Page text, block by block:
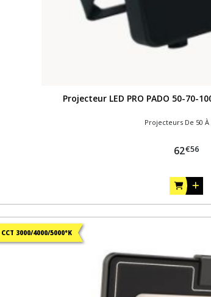
Projecteur LED PRO PADO 50-70-
Projecteurs De 50 À
62€56
CCT 3000/4000/5000°K